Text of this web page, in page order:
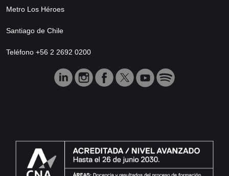
Metro Los Héroes
Santiago de Chile
Teléfono +56 2 2692 0200